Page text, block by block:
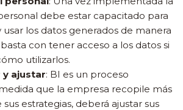
debe estar capacitado para
los datos generados de manera
con tener acceso a los datos si
utilizarlos.
ajustar: BI es un proceso
que la empresa recopile más
sus estrategias, deberá ajustar sus